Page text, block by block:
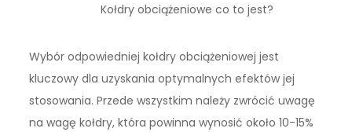
Kołdry obciążeniowe co to jest?
Wybór odpowiedniej kołdry obciążeniowej jest
kluczowy dla uzyskania optymalnych efektów jej
stosowania. Przede wszystkim należy zwrócić uwagę
na wagę kołdry, która powinna wynosić około 10-15%